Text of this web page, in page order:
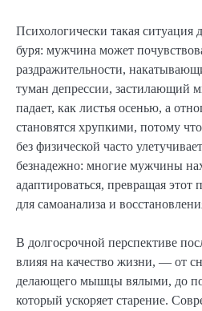
Психологически такая ситуация
буря: мужчина может
раздражительности,
туман депрессии, застилающий
падает, как листья осенью, а
становятся хрупкими, потому
без физической часто
безнадежно: многие мужчины
адаптироваться, превращая этот
для самоанализа и
В долгосрочной перспективе
влияя на качество жизни, — от
делающего мышцы вялыми, до
который ускоряет старение.